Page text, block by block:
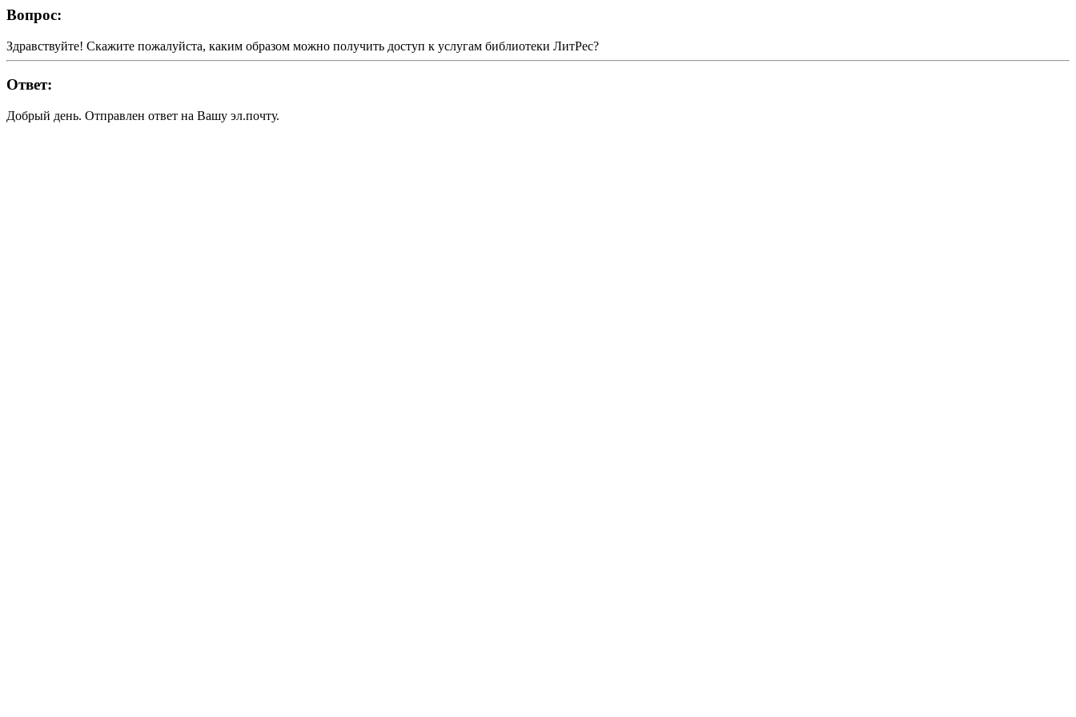
Вопрос:
Здравствуйте! Скажите пожалуйста, каким образом можно получить доступ к услугам библиотеки ЛитРес?
Ответ:
Добрый день. Отправлен ответ на Вашу эл.почту.